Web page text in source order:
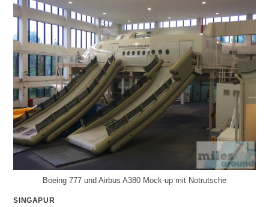
Boeing 777 und Airbus A380 Mock-up mit Notrutsche
SINGAPUR